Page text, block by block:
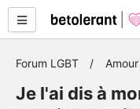
Forum LGBT
Je l'ai dis à